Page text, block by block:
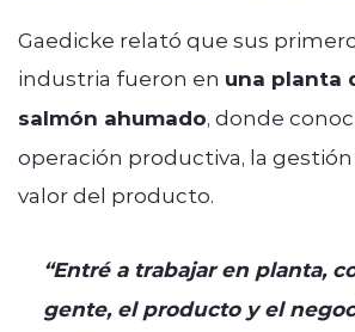
Gaedicke relató que sus
industria fueron en una planta
salmón ahumado, donde
operación productiva, la
valor del producto.
“Entré a trabajar en planta,
gente, el producto y el